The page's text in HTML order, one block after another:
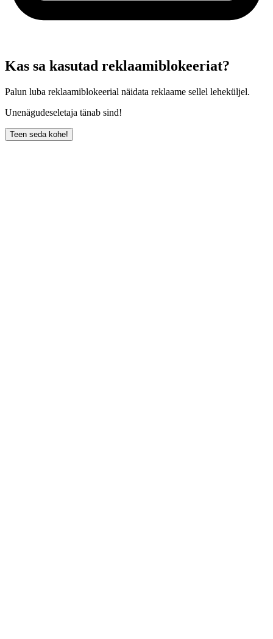
Kas sa kasutad reklaamiblokeeriat?
Palun luba reklaamiblokeerial näidata reklaame sellel leheküljel.
Unenägudeseletaja tänab sind!
Teen seda kohe!